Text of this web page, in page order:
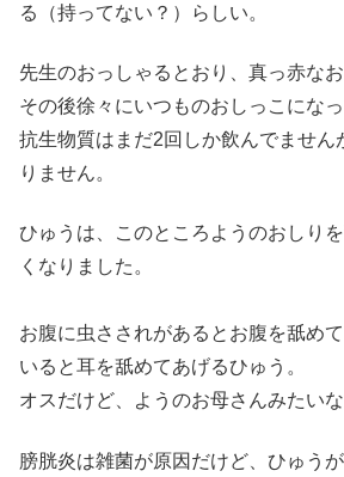
る（持ってない？）らしい。
先生のおっしゃるとおり、真っ赤な
その後徐々にいつものおしっこになっ
抗生物質はまだ2回しか飲んでません
りません。
ひゅうは、このところようのおしり
くなりました。
お腹に虫さされがあるとお腹を舐め
いると耳を舐めてあげるひゅう。
オスだけど、ようのお母さんみたいな
膀胱炎は雑菌が原因だけど、ひゅう